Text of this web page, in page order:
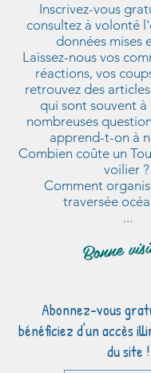
Inscrivez-vous
consultez à volonté
données mises
Laissez-nous vos
réactions, vos
retrouvez des
qui sont souvent
nombreuses
apprend-t-on à
Combien coûte un
voilier ?
Comment
traversée
...
Bonne
Abonnez-vous
bénéficiez d'un accès
du site !